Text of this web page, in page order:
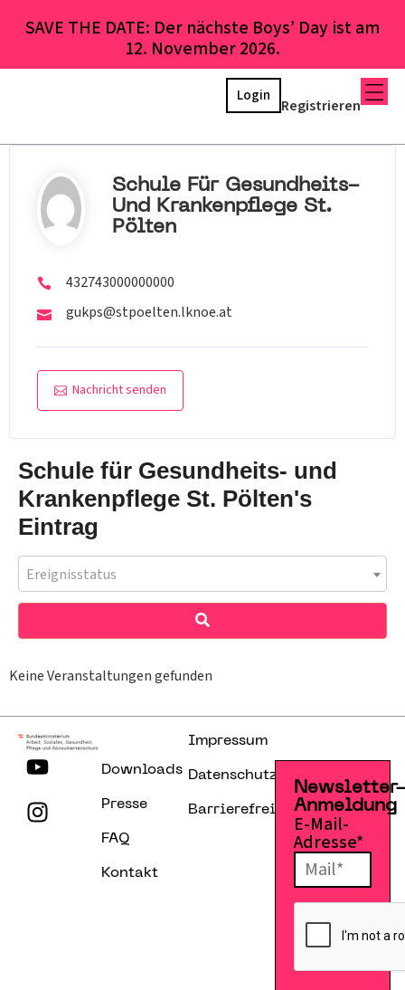
SAVE THE DATE: Der nächste Boys’ Day ist am
12. November 2026.
Registrieren
Login
Schule Für Gesundheits-
Und Krankenpflege St.
Pölten
432743000000000
gukps@stpoelten.lknoe.at
Nachricht senden
Schule für Gesundheits- und
Krankenpflege St. Pölten's
Eintrag
Ereignisstatus
Keine Veranstaltungen gefunden
Downloads
Presse
FAQ
Kontakt
Impressum
Datenschutzerklärung
Barrierefreiheitserklärung
Anmeldung
E-Mail-
Adresse*